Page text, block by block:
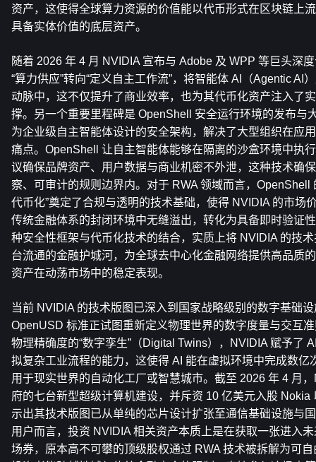
资产，这使得全球算力资源的价值能以代币形式在区块链上
具备实体价值的底层资产。
随着 2026 年 4 月 NVIDIA 宣布与 Adob​​e 及 WPP 等巨头深
“算力供应”转向“定义自主工作流”，将智能体 AI（Agentic AI
动脉中，这不仅提升了商业效率，也为其代币化资产注入了
撑。另一个重要里程碑是 OpenShell 安全运行环境的发布与
为企业级自主智能体设计的安全架构，解决了大型组织在应
痛点。OpenShell 让自主智能体能够在隔离的沙盒环境中执
议确保品牌资产、用户数据与商业机密不外泄，这种技术确
察、可审计的规则边界内。对于 RWA 领域而言，OpenShell
代币化”奠定了合规与透明的技术基础，使得 NVIDIA 的市场
传统金融体系的封闭环境中无缝溢出，转化为具备即时验证
种安全性框架与代币化技术的结合，实质上将 NVIDIA 的技
台流通的金融护城河，为全球去中心化金融网络提供高品质
资产在动荡市场中的稳定表现。
当前 NVIDIA 的技术版图已深入到国家战略级别的数字基础
OpenUSD 标准正试图重新定义物理世界的数字度量与交​​互
物理精确度的“数字孪生”（Digital Twins），NVIDIA 赋予了
拟复杂工业流程的能力，这使得 AI 能在虚拟环境中完成数亿
用于现实世界的自动化工厂或智慧城市。截至 2026 年 4 月
府的七台新型超级计算机建设，并斥资 10 亿美元入股 Nokia
示出其技术版图已从单纯的芯片设计扩张至通信基础设施与
用户而言，投资 NVIDIA 相关资产本质上是在获取一张进入
场券，原本高不可攀的顶级股权通过 RWA 技术被拆解为可